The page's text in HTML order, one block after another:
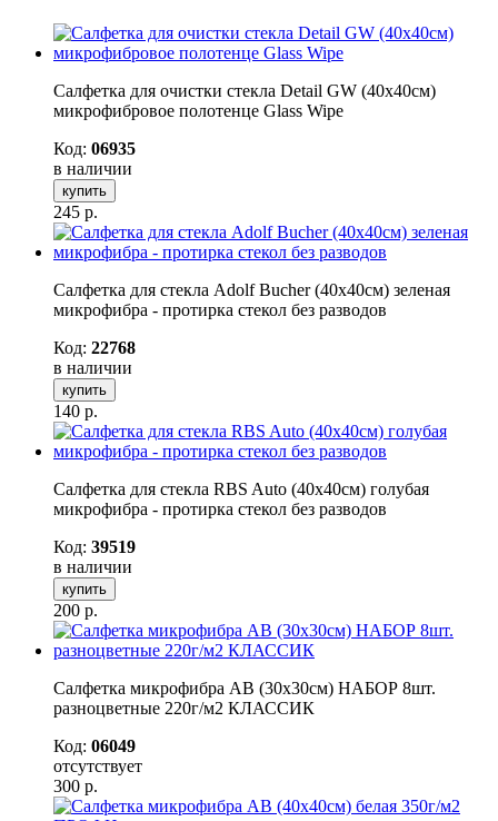
Салфетка для очистки стекла Detail GW (40х40см)
микрофибровое полотенце Glass Wipe
Код: 06935
в наличии
купить
245 р.
Салфетка для стекла Adolf Bucher (40х40см) зеленая
микрофибра - протирка стекол без разводов
Код: 22768
в наличии
купить
140 р.
Салфетка для стекла RBS Auto (40х40см) голубая
микрофибра - протирка стекол без разводов
Код: 39519
в наличии
купить
200 р.
Салфетка микрофибра AB (30х30см) НАБОР 8шт.
разноцветные 220г/м2 КЛАССИК
Код: 06049
отсутствует
300 р.